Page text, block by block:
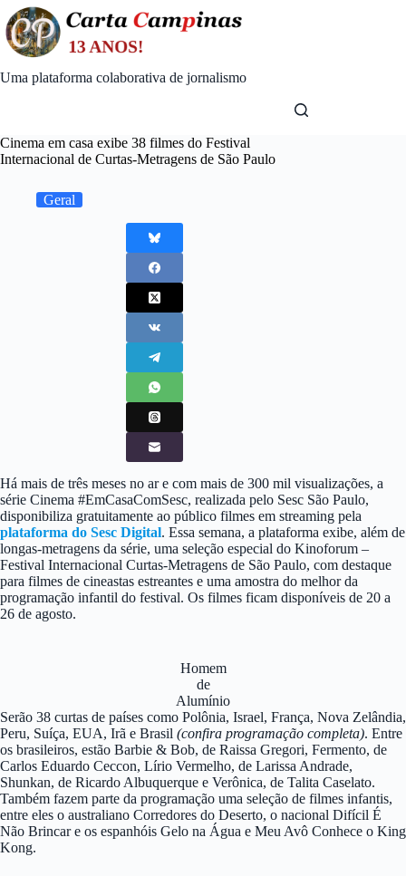
Skip
to
content
Uma plataforma colaborativa de jornalismo
Cinema em casa exibe 38 filmes do Festival
Internacional de Curtas-Metragens de São Paulo
Geral
Há mais de três meses no ar e com mais de 300 mil visualizações, a
série Cinema #EmCasaComSesc, realizada pelo Sesc São Paulo,
disponibiliza gratuitamente ao público filmes em streaming pela
plataforma do Sesc Digital. Essa semana, a plataforma exibe, além de
longas-metragens da série, uma seleção especial do Kinoforum –
Festival Internacional Curtas-Metragens de São Paulo, com destaque
para filmes de cineastas estreantes e uma amostra do melhor da
programação infantil do festival. Os filmes ficam disponíveis de 20 a
26 de agosto.
Homem
de
Alumínio
Serão 38 curtas de países como Polônia, Israel, França, Nova Zelândia,
Peru, Suíça, EUA, Irã e Brasil (confira programação completa). Entre
os brasileiros, estão Barbie & Bob, de Raissa Gregori, Fermento, de
Carlos Eduardo Ceccon, Lírio Vermelho, de Larissa Andrade,
Shunkan, de Ricardo Albuquerque e Verônica, de Talita Caselato.
Também fazem parte da programação uma seleção de filmes infantis,
entre eles o australiano Corredores do Deserto, o nacional Difícil É
Não Brincar e os espanhóis Gelo na Água e Meu Avô Conhece o King
Kong.